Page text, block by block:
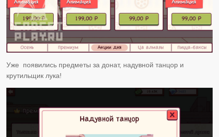
Уже появились предметы за донат, надувной танцор и
крутильщик лука!